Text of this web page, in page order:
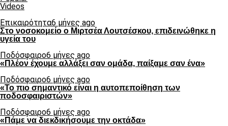
Videos
Επικαιρότητα6 μήνες ago
Στο νοσοκομείο ο Μιρτσέα Λουτσέσκου, επιδεινώθηκε η
υγεία του
Ποδόσφαιρο6 μήνες ago
«Πλέον έχουμε αλλάξει σαν ομάδα, παίξαμε σαν ένα»
Ποδόσφαιρο6 μήνες ago
«Το πιο σημαντικό είναι η αυτοπεποίθηση των
ποδοσφαιριστών»
Ποδόσφαιρο6 μήνες ago
«Πάμε να διεκδικήσουμε την οκτάδα»